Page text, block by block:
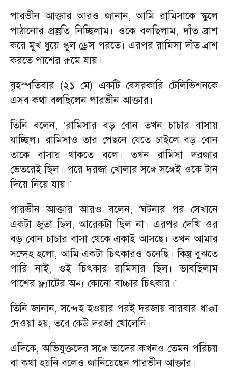
পারভীন আক্তার আরও জানান, আমি রামিসাকে স্কুলে
পাঠানোর প্রস্তুতি নিচ্ছিলাম। ওকে বলছিলাম, দাঁত ব্রাশ
করে মুখ ধুয়ে স্কুল ড্রেস পরতে। এরপর রামিসা দাঁত ব্রাশ
করতে পাশের রুমে যায়।
বৃহস্পতিবার (২১ মে) একটি বেসরকারি টেলিভিশনকে
এসব কথা বলছিলেন পারভীন আক্তার।
তিনি বলেন, ‘রামিসার বড় বোন তখন চাচার বাসায়
যাচ্ছিল। রামিসাও তার পেছনে যেতে চাইলে বড় বোন
তাকে বাসায় থাকতে বলে। তখন রামিসা দরজার
ভেতরেই ছিল। পরে দরজা খোলার সঙ্গে সঙ্গেই ওকে টান
দিয়ে নিয়ে যায়।’
পারভীন আক্তার আরও বলেন, ‘ঘটনার পর সেখানে
একটা জুতা ছিল, আরেকটা ছিল না। এরপর দেখি ওর
বড় বোন চাচার বাসা থেকে একাই আসছে। তখন আমার
সন্দেহ হলো, আমি একটা চিৎকারও শুনেছি। কিন্তু বুঝতে
পারি নাই, ওই চিৎকার রামিসার ছিল। ভাবছিলাম
পাশের ফ্ল্যাটের অন্য কোনো বাচ্চার চিৎকার।’
তিনি জানান, সন্দেহ হওয়ার পরই দরজায় বারবার ধাক্কা
দেওয়া হয়, তবে কেউ দরজা খোলেনি।
এদিকে, অভিযুক্তদের সঙ্গে তাদের কখনও তেমন পরিচয়
বা কথা হয়নি বলেও জানিয়েছেন পারভীন আক্তার।